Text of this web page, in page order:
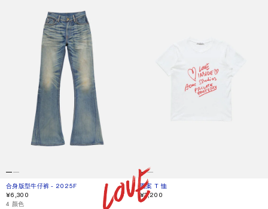
合身版型牛仔裤 - 2025F
当前颜色： 中蓝色
價格：¥6,300。
¥6,300
,4 颜色
图案 T 恤
当前颜色： 白色
價格：¥3,200。
¥3,200